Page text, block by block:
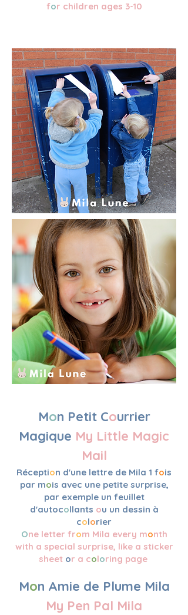
for children ages 3-10
Mon Petit Courrier
Magique My Little Magic
Mail
Réception d'une lettre de Mila 1 fois
par mois avec une petite surprise,
par exemple un feuillet
d'autocollants ou un dessin à
colorier
One letter from Mila every month
with a special surprise, likea sticker
sheet or a coloring page
Mon Amie de Plume Mila
My Pen Pal Mila